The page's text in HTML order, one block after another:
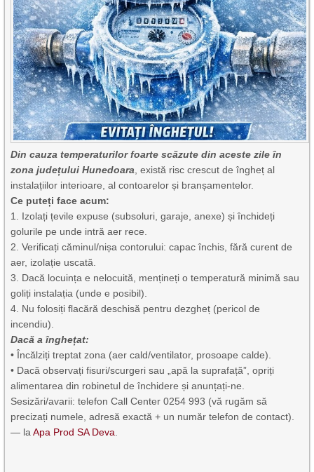
Din cauza temperaturilor foarte scăzute din aceste zile în
zona județului Hunedoara, există risc crescut de îngheț al
instalațiilor interioare, al contoarelor și branșamentelor.
Ce puteți face acum:
1. Izolați țevile expuse (subsoluri, garaje, anexe) și închideți
golurile pe unde intră aer rece.
2. Verificați căminul/nișa contorului: capac închis, fără curent de
aer, izolație uscată.
3. Dacă locuința e nelocuită, mențineți o temperatură minimă sau
goliți instalația (unde e posibil).
4. Nu folosiți flacără deschisă pentru dezgheț (pericol de
incendiu).
Dacă a înghețat:
• Încălziți treptat zona (aer cald/ventilator, prosoape calde).
• Dacă observați fisuri/scurgeri sau „apă la suprafață”, opriți
alimentarea din robinetul de închidere și anunțați-ne.
Sesizări/avarii: telefon Call Center 0254 993 (vă rugăm să
precizați numele, adresă exactă + un număr telefon de contact).
— laApa Prod SA Deva.